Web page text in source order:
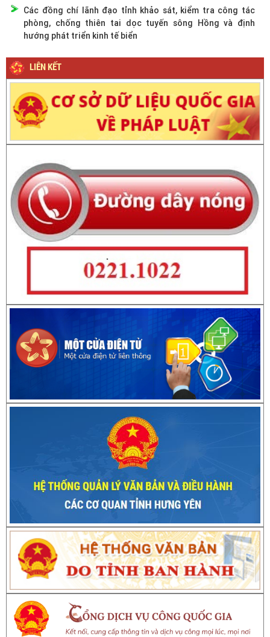
Các đồng chí lãnh đạo tỉnh khảo sát, kiểm tra công tác
phòng, chống thiên tai dọc tuyến sông Hồng và định
hướng phát triển kinh tế biển
LIÊN KẾT